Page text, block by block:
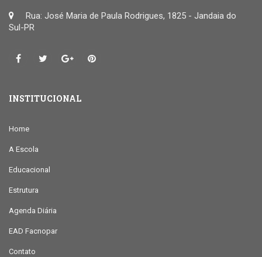
Rua: José Maria de Paula Rodrigues, 1825 - Jandaia do
Sul-PR
INSTITUCIONAL
Home
A Escola
Educacional
Estrutura
Agenda Diária
EAD Facnopar
Contato